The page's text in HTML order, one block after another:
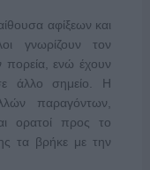
αφίξεων και
γνωρίζουν τον
πορεία, ενώ έχουν
άλλο σημείο. Η
παραγόντων,
ορατοί προς το
τα βρήκε με την